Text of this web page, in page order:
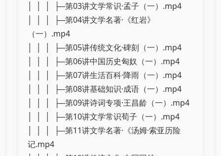
│ │ │ ├─第03讲文学常识·孟子（一）.mp4
│ │ │ ├─第04讲文学名著·《红岩》
（一）.mp4
│ │ │ ├─第05讲传统文化·碑刻（一）.mp4
│ │ │ ├─第06讲中国历史匈奴（一）.mp4
│ │ │ ├─第07讲生活百科·降雨（一）.mp4
│ │ │ ├─第08讲基础知识·成语（一）.mp4
│ │ │ ├─第09讲诗词专项·王昌龄（一）.mp4
│ │ │ ├─第10讲文学常识荀子（一）.mp4
│ │ │ ├─第11讲文学名著·《汤姆·索亚历险
记.mp4